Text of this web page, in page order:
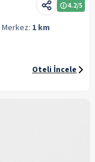
4.2/5
Merkez: 1 km
Oteli İncele